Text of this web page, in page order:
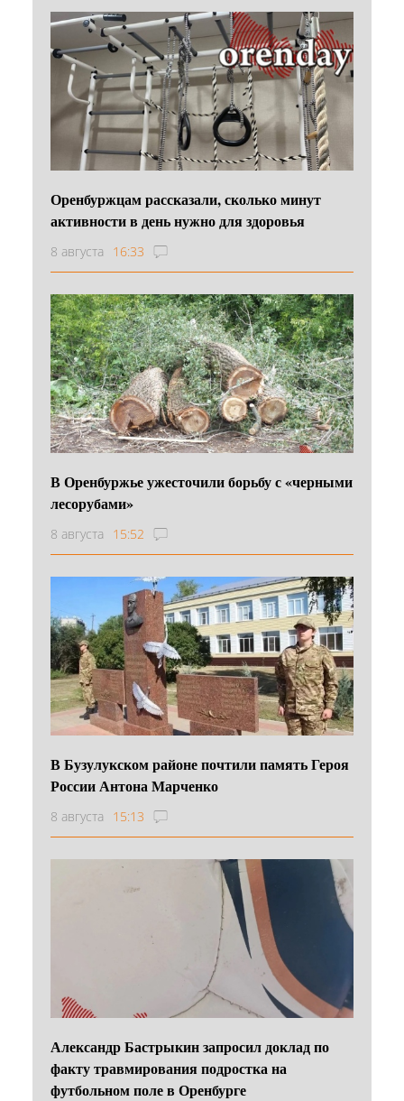
Оренбуржцам рассказали, сколько минут
активности в день нужно для здоровья
8 августа 16:33
В Оренбуржье ужесточили борьбу с «черными
лесорубами»
8 августа 15:52
В Бузулукском районе почтили память Героя
России Антона Марченко
8 августа 15:13
Александр Бастрыкин запросил доклад по
факту травмирования подростка на
футбольном поле в Оренбурге